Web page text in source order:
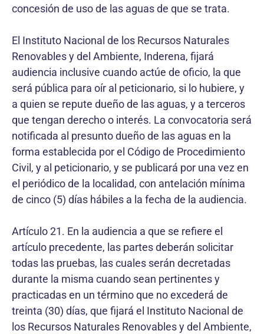
concesión de uso de las aguas de que se trata.
El Instituto Nacional de los Recursos Naturales
Renovables y del Ambiente, Inderena, fijará
audiencia inclusive cuando actúe de oficio, la que
será pública para oír al peticionario, si lo hubiere, y
a quien se repute dueño de las aguas, y a terceros
que tengan derecho o interés. La convocatoria será
notificada al presunto dueño de las aguas en la
forma establecida por el Código de Procedimiento
Civil, y al peticionario, y se publicará por una vez en
el periódico de la localidad, con antelación mínima
de cinco (5) días hábiles a la fecha de la audiencia.
Artículo 21. En la audiencia a que se refiere el
artículo precedente, las partes deberán solicitar
todas las pruebas, las cuales serán decretadas
durante la misma cuando sean pertinentes y
practicadas en un término que no excederá de
treinta (30) días, que fijará el Instituto Nacional de
los Recursos Naturales Renovables y del Ambiente,